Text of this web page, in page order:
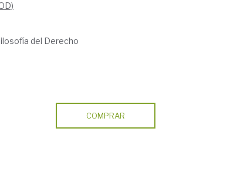
del Derecho
COMPRAR